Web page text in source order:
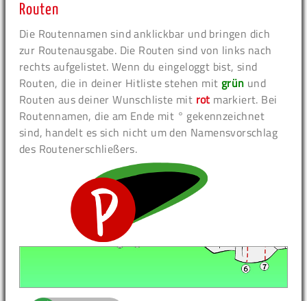
Routen
Die Routennamen sind anklickbar und bringen dich
zur Routenausgabe. Die Routen sind von links nach
rechts aufgelistet. Wenn du eingeloggt bist, sind
Routen, die in deiner Hitliste stehen mit grün und
Routen aus deiner Wunschliste mit rot markiert. Bei
Routennamen, die am Ende mit ° gekennzeichnet
sind, handelt es sich nicht um den Namensvorschlag
des Routenerschließers.